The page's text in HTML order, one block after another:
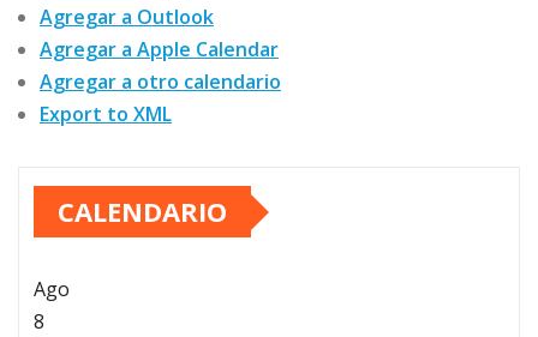
Agregar a Outlook
Agregar a Apple Calendar
Agregar a otro calendario
Export to XML
CALENDARIO
Ago
8